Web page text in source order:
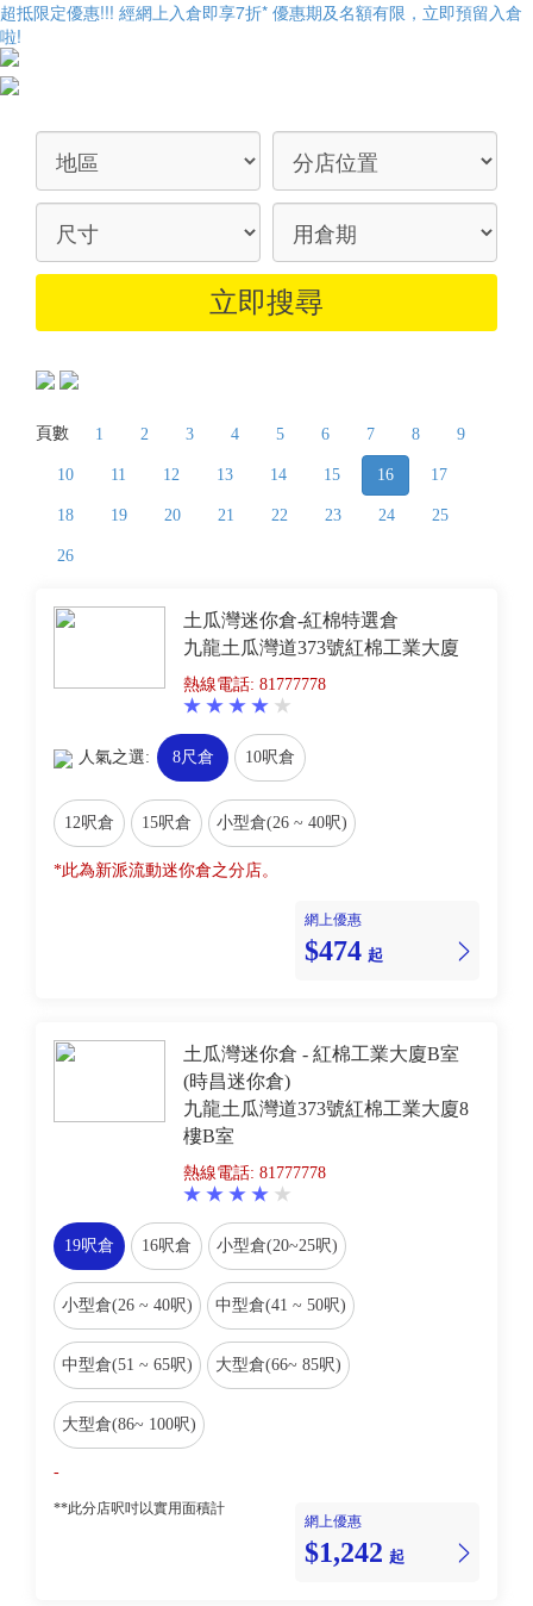
超抵限定優惠!!! 經網上入倉即享7折* 優惠期及名額有限，立即預留入倉
啦!
頁數 1 2 3 4 5 6 7 8 9
10 11 12 13 14 15 16 17
18 19 20 21 22 23 24 25
26
土瓜灣迷你倉-紅棉特選倉
九龍土瓜灣道373號紅棉工業大廈
熱線電話: 81777778
人氣之選: 8尺倉 10呎倉
12呎倉 15呎倉 小型倉(26 ~ 40呎)
*此為新派流動迷你倉之分店。
網上優惠
$474 起
土瓜灣迷你倉 - 紅棉工業大廈B室
(時昌迷你倉)
九龍土瓜灣道373號紅棉工業大廈8
樓B室
熱線電話: 81777778
19呎倉 16呎倉 小型倉(20~25呎)
小型倉(26 ~ 40呎) 中型倉(41 ~ 50呎)
中型倉(51 ~ 65呎) 大型倉(66~ 85呎)
大型倉(86~ 100呎)
-
**此分店呎吋以實用面積計
網上優惠
$1,242 起